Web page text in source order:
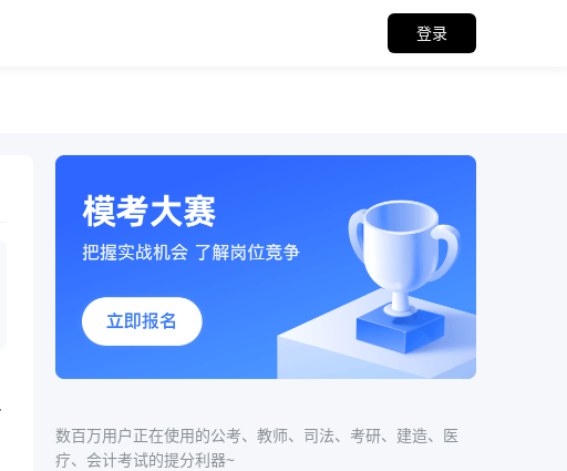
登录
数百万用户正在使用的公考、教师、司法、考研、建造、医
疗、会计考试的提分利器~